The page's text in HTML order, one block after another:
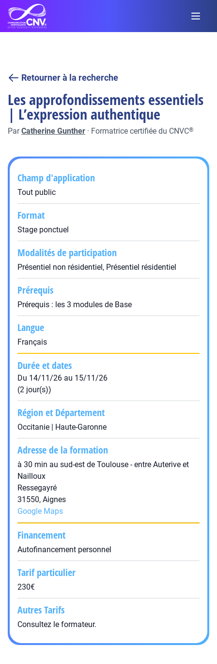
Retourner à la recherche
Les approfondissements essentiels
| L’expression authentique
ParCatherine Gunther · Formatrice certifiée du CNVC®
Champ d'application
Tout public
Format
Stage ponctuel
Modalités de participation
Présentiel non résidentiel, Présentiel résidentiel
Prérequis
Prérequis : les 3 modules de Base
Langue
Français
Durée et dates
Du 14/11/26 au 15/11/26
(2 jour(s))
Région et Département
Occitanie | Haute-Garonne
Adresse de la formation
à 30 min au sud-est de Toulouse - entre Auterive et
Nailloux
Ressegayré
31550, Aignes
Google Maps
Financement
Autofinancement personnel
Tarif particulier
230€
Autres Tarifs
Consultez le formateur.